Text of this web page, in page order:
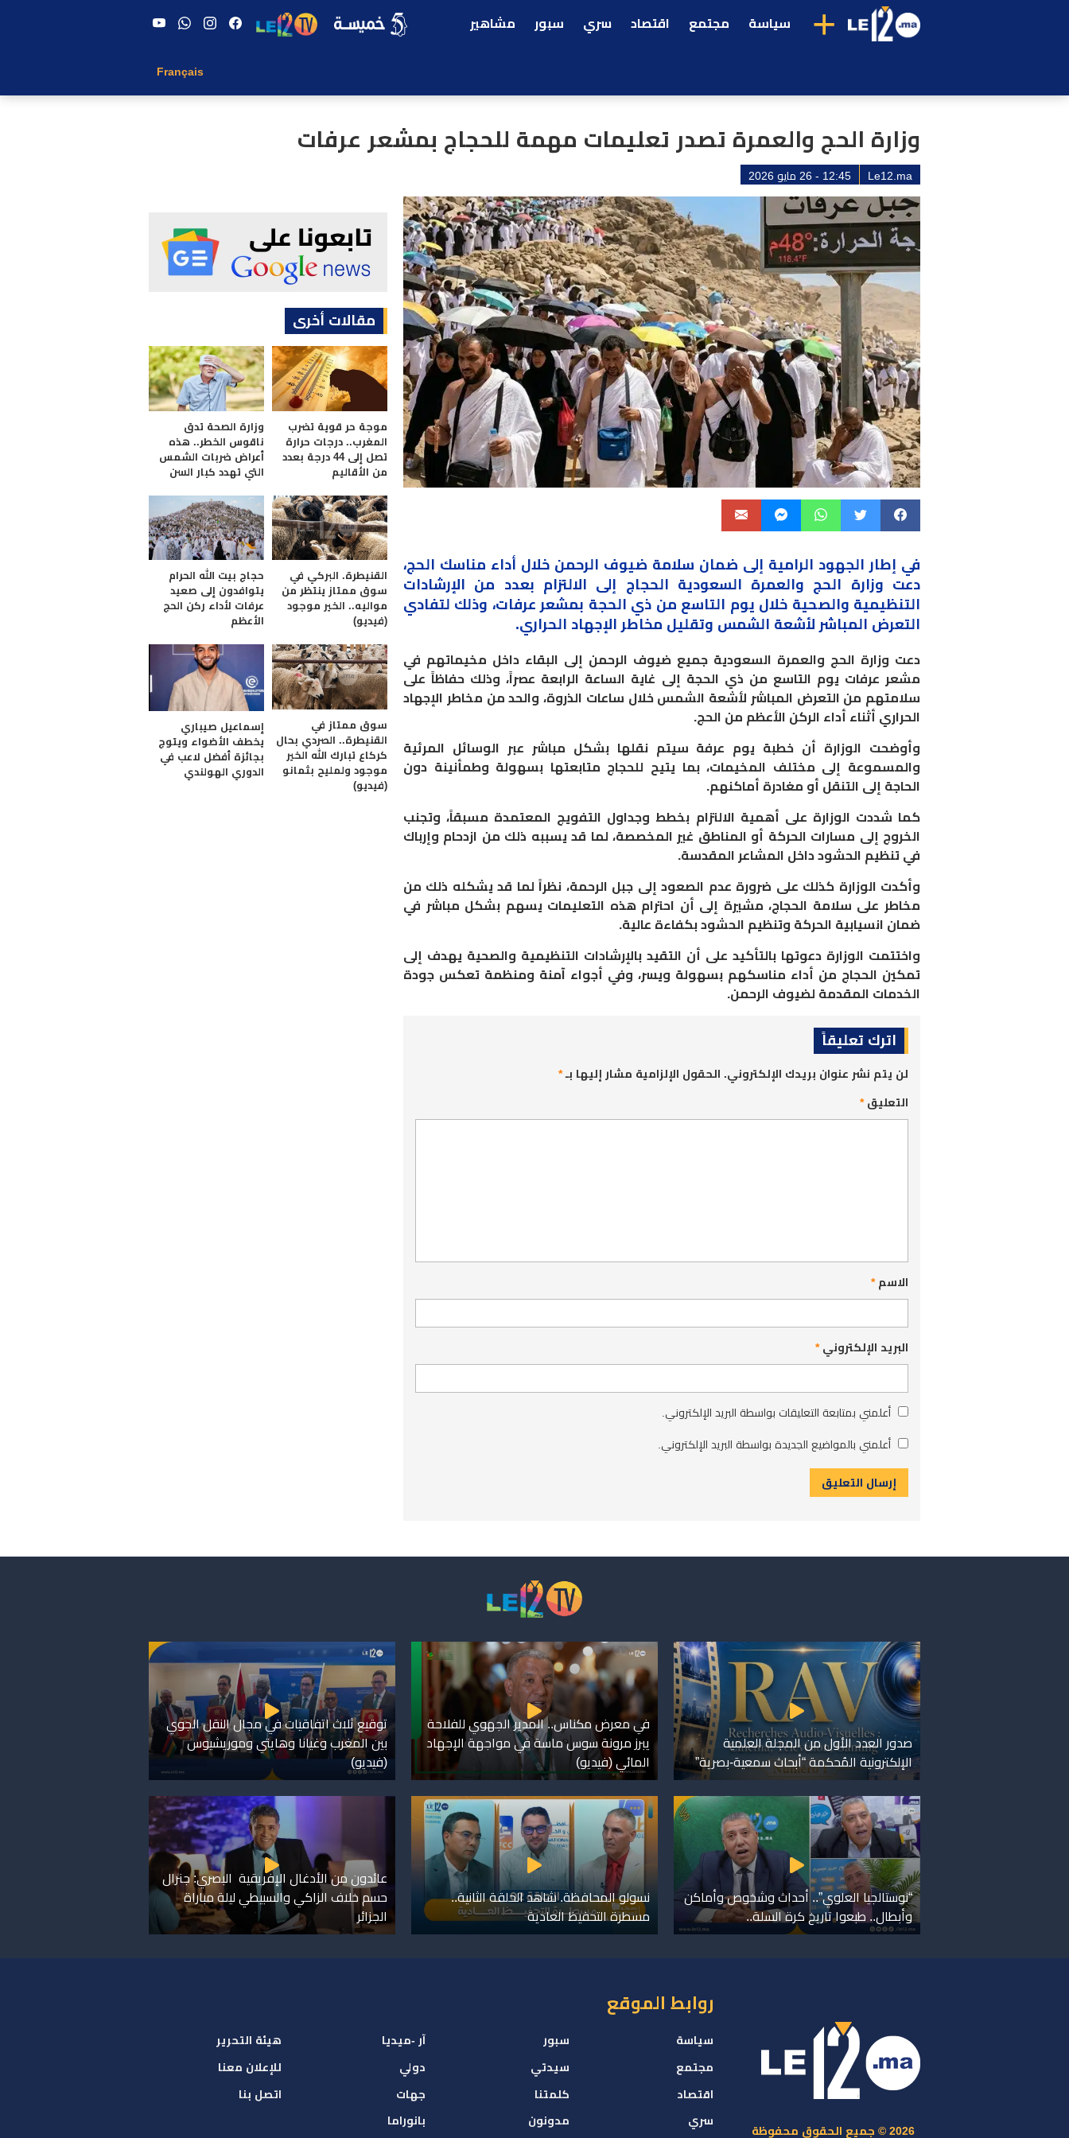
+ سياسة مجتمع اقتصاد سري سبور مشاهير
Français
وزارة الحج والعمرة تصدر تعليمات مهمة للحجاج بمشعر عرفات
Le12.ma 12:45 - 26 مايو 2026
في إطار الجهود الرامية إلى ضمان سلامة ضيوف الرحمن خلال أداء مناسك الحج،
دعت وزارة الحج والعمرة السعودية الحجاج إلى الالتزام بعدد من الإرشادات
التنظيمية والصحية خلال يوم التاسع من ذي الحجة بمشعر عرفات، وذلك لتفادي
التعرض المباشر لأشعة الشمس وتقليل مخاطر الإجهاد الحراري.
دعت وزارة الحج والعمرة السعودية جميع ضيوف الرحمن إلى البقاء داخل مخيماتهم في
مشعر عرفات يوم التاسع من ذي الحجة إلى غاية الساعة الرابعة عصراً، وذلك حفاظاً على
سلامتهم من التعرض المباشر لأشعة الشمس خلال ساعات الذروة، والحد من مخاطر الإجهاد
الحراري أثناء أداء الركن الأعظم من الحج.
وأوضحت الوزارة أن خطبة يوم عرفة سيتم نقلها بشكل مباشر عبر الوسائل المرئية
والمسموعة إلى مختلف المخيمات، بما يتيح للحجاج متابعتها بسهولة وطمأنينة دون
الحاجة إلى التنقل أو مغادرة أماكنهم.
كما شددت الوزارة على أهمية الالتزام بخطط وجداول التفويج المعتمدة مسبقاً، وتجنب
الخروج إلى مسارات الحركة أو المناطق غير المخصصة، لما قد يسببه ذلك من ازدحام وإرباك
في تنظيم الحشود داخل المشاعر المقدسة.
وأكدت الوزارة كذلك على ضرورة عدم الصعود إلى جبل الرحمة، نظراً لما قد يشكله ذلك من
مخاطر على سلامة الحجاج، مشيرة إلى أن احترام هذه التعليمات يسهم بشكل مباشر في
ضمان انسيابية الحركة وتنظيم الحشود بكفاءة عالية.
واختتمت الوزارة دعوتها بالتأكيد على أن التقيد بالإرشادات التنظيمية والصحية يهدف إلى
تمكين الحجاج من أداء مناسكهم بسهولة ويسر، وفي أجواء آمنة ومنظمة تعكس جودة
الخدمات المقدمة لضيوف الرحمن.
اترك تعليقاً
لن يتم نشر عنوان بريدك الإلكتروني. الحقول الإلزامية مشار إليها بـ*
التعليق*
الاسم*
البريد الإلكتروني*
أعلمني بمتابعة التعليقات بواسطة البريد الإلكتروني.
أعلمني بالمواضيع الجديدة بواسطة البريد الإلكتروني.
مقالات أخرى
موجة حر قوية تضرب
المغرب.. درجات حرارة
تصل إلى 44 درجة بعدد
من الأقاليم
وزارة الصحة تدق
ناقوس الخطر.. هذه
أعراض ضربات الشمس
التي تهدد كبار السن
القنيطرة. البركي في
سوق ممتاز ينتظر من
مواليه.. الخير موجود
(فيديو)
حجاج بيت الله الحرام
يتوافدون إلى صعيد
عرفات لأداء ركن الحج
الأعظم
سوق ممتاز في
القنيطرة.. الصردي بحال
كركاع تبارك الله الخير
موجود ولمليح بثمانو
(فيديو)
إسماعيل صيباري
يخطف الأضواء ويتوج
بجائزة أفضل لاعب في
الدوري الهولندي
صدور العدد الأول من المجلة العلمية
الإلكترونية المُحكمة “أبحاث سمعية-بصرية”
في معرض مكناس.. المدير الجهوي للفلاحة
يبرز مرونة سوس ماسة في مواجهة الإجهاد
المائي (فيديو)
توقيع ثلاث اتفاقيات في مجال النقل الجوي
بين المغرب وغيانا وهايتي وموريشيوس
(فيديو)
“نوستالجيا العلوي”.. أحداث وشخوص وأماكن
وأبطال.. طبعوا تاريخ كرة السلة..
نسولو المحافظة. شاهد الحلقة الثانية..
مسطرة التحفيظ العادية
عائدون من الأدغال الإفريقية البصري: جنرال
حسم خلاف الزاكي والسبيطي ليلة مباراة
الجزائر
2026 © جميع الحقوق محفوظة
روابط الموقع
سياسة
مجتمع
اقتصاد
سري
سبور
سيدتي
كلمتنا
مدونون
آر -ميديا
دولي
جهات
بانوراما
هيئة التحرير
للإعلان معنا
اتصل بنا